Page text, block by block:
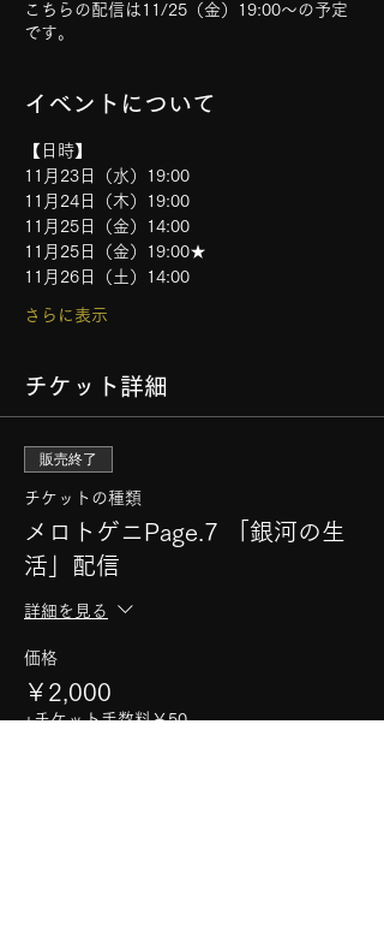
こちらの配信は11/25（金）19:00〜の予定
です。
イベントについて
【日時】
11月23日（水）19:00
11月24日（木）19:00
11月25日（金）14:00
11月25日（金）19:00★
11月26日（土）14:00
さらに表示
チケット詳細
販売終了
チケットの種類
メロトゲニPage.7 「銀河の生
活」配信
詳細を見る
価格
￥2,000
+チケット手数料￥50